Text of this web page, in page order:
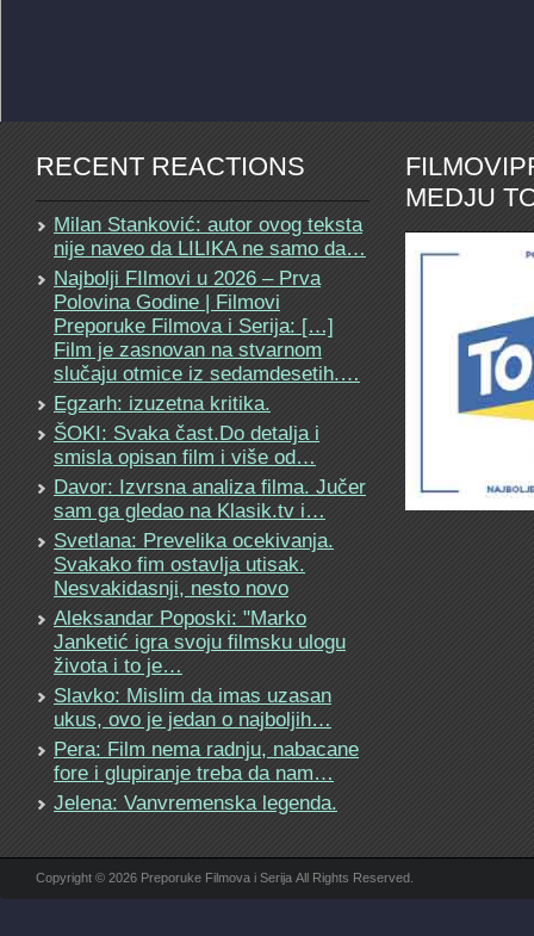
RECENT REACTIONS
Milan Stanković: autor ovog teksta
nije naveo da LILIKA ne samo da…
Najbolji FIlmovi u 2026 – Prva
Polovina Godine | Filmovi
Preporuke Filmova i Serija: […]
Film je zasnovan na stvarnom
slučaju otmice iz sedamdesetih.…
Egzarh: izuzetna kritika.
ŠOKI: Svaka čast.Do detalja i
smisla opisan film i više od…
Davor: Izvrsna analiza filma. Jučer
sam ga gledao na Klasik.tv i…
Svetlana: Prevelika ocekivanja.
Svakako fim ostavlja utisak.
Nesvakidasnji, nesto novo
Aleksandar Poposki: "Marko
Janketić igra svoju filmsku ulogu
života i to je…
Slavko: Mislim da imas uzasan
ukus, ovo je jedan o najboljih…
Pera: Film nema radnju, nabacane
fore i glupiranje treba da nam…
Jelena: Vanvremenska legenda.
MEDJU
Copyright © 2026 Preporuke Filmova i Serija All Rights Reserved.